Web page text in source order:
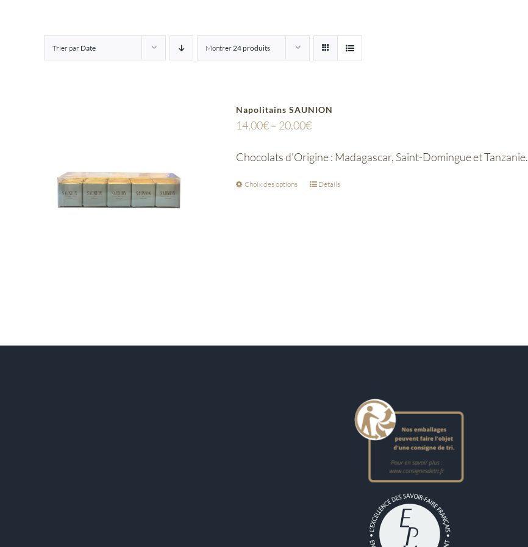
Trier par Date Montrer24 produits
Napolitains SAUNION
14,00€– 20,00€
Chocolats d'Origine : Madagascar, Saint-Domingue et Tanzanie.
Choix des options Détails